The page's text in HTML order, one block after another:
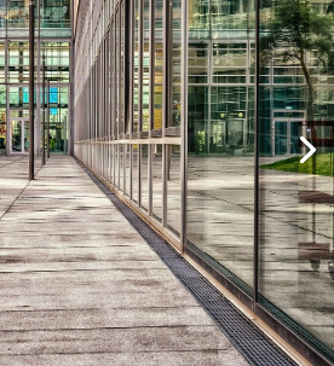
en 1 clic